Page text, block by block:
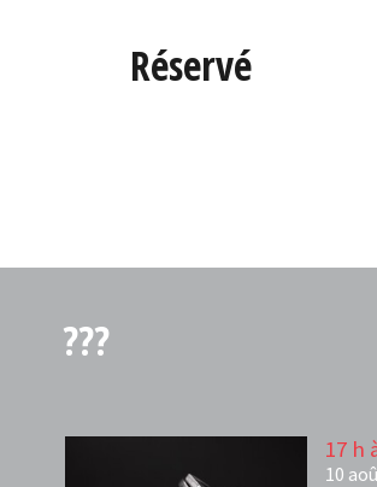
Réservé
???
17 h
10